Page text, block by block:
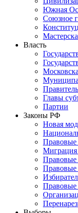
Южная
Союзное
Власть
Главы
Партии
Законы РФ
Новая
Правовые
Миграция
Правовые
Правовые
Правовые